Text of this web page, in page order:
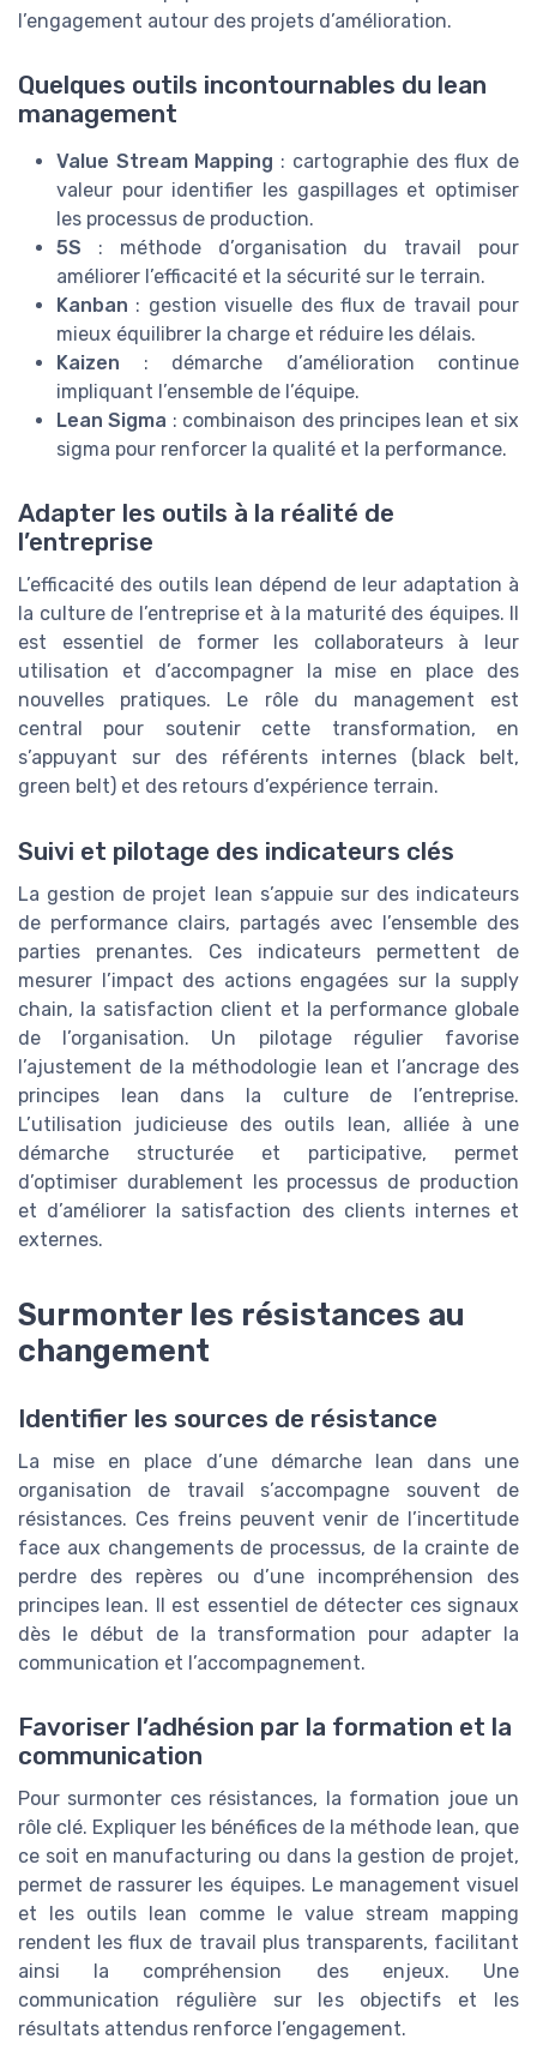
l’engagement autour des projets d’amélioration.
Quelques outils incontournables du lean
management
Value Stream Mapping : cartographie des flux de
valeur pour identifier les gaspillages et optimiser
les processus de production.
5S : méthode d’organisation du travail pour
améliorer l’efficacité et la sécurité sur le terrain.
Kanban : gestion visuelle des flux de travail pour
mieux équilibrer la charge et réduire les délais.
Kaizen : démarche d’amélioration continue
impliquant l’ensemble de l’équipe.
Lean Sigma : combinaison des principes lean et six
sigma pour renforcer la qualité et la performance.
Adapter les outils à la réalité de
l’entreprise
L’efficacité des outils lean dépend de leur adaptation à
la culture de l’entreprise et à la maturité des équipes. Il
est essentiel de former les collaborateurs à leur
utilisation et d’accompagner la mise en place des
nouvelles pratiques. Le rôle du management est
central pour soutenir cette transformation, en
s’appuyant sur des référents internes (black belt,
green belt) et des retours d’expérience terrain.
Suivi et pilotage des indicateurs clés
La gestion de projet lean s’appuie sur des indicateurs
de performance clairs, partagés avec l’ensemble des
parties prenantes. Ces indicateurs permettent de
mesurer l’impact des actions engagées sur la supply
chain, la satisfaction client et la performance globale
de l’organisation. Un pilotage régulier favorise
l’ajustement de la méthodologie lean et l’ancrage des
principes lean dans la culture de l’entreprise.
L’utilisation judicieuse des outils lean, alliée à une
démarche structurée et participative, permet
d’optimiser durablement les processus de production
et d’améliorer la satisfaction des clients internes et
externes.
Surmonter les résistances au
changement
Identifier les sources de résistance
La mise en place d’une démarche lean dans une
organisation de travail s’accompagne souvent de
résistances. Ces freins peuvent venir de l’incertitude
face aux changements de processus, de la crainte de
perdre des repères ou d’une incompréhension des
principes lean. Il est essentiel de détecter ces signaux
dès le début de la transformation pour adapter la
communication et l’accompagnement.
Favoriser l’adhésion par la formation et la
communication
Pour surmonter ces résistances, la formation joue un
rôle clé. Expliquer les bénéfices de la méthode lean, que
ce soit en manufacturing ou dans la gestion de projet,
permet de rassurer les équipes. Le management visuel
et les outils lean comme le value stream mapping
rendent les flux de travail plus transparents, facilitant
ainsi la compréhension des enjeux. Une
communication régulière sur les objectifs et les
résultats attendus renforce l’engagement.